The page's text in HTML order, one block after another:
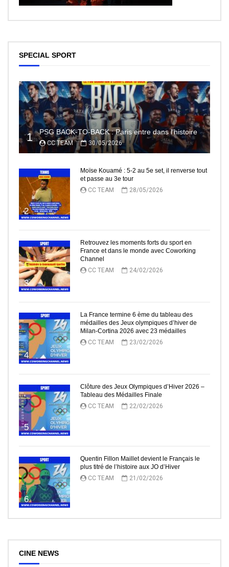
SPECIAL SPORT
1 PSG BACK-TO-BACK : Paris entre dans l’histoire
CC TEAM 30/05/2026
2
Moïse Kouamé : 5-2 au 5e set, il renverse tout
et passe au 3e tour
CC TEAM
28/05/2026
3
Retrouvez les moments forts du sport en
France et dans le monde avec Coworking
Channel
CC TEAM
24/02/2026
4
La France termine 6 ème du tableau des
médailles des Jeux olympiques d’hiver de
Milan-Cortina 2026 avec 23 médailles
CC TEAM
23/02/2026
5
Clôture des Jeux Olympiques d’Hiver 2026 –
Tableau des Médailles Finale
CC TEAM
22/02/2026
6
Quentin Fillon Maillet devient le Français le
plus titré de l’histoire aux JO d’Hiver
CC TEAM
21/02/2026
CINE NEWS